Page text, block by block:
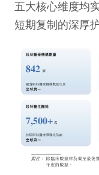
五大核心维度均
短期复制的深厚